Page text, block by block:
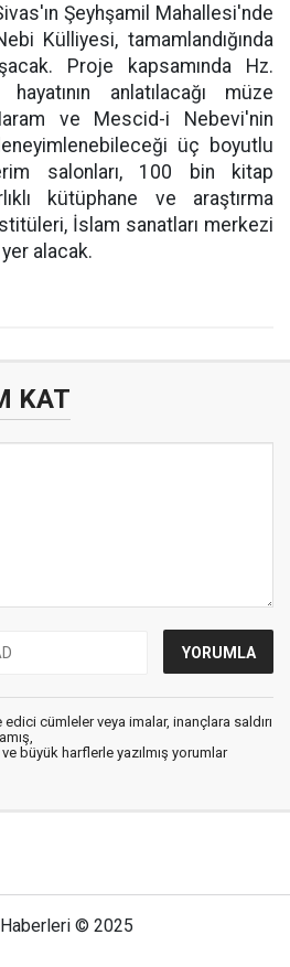
Şeyhşamil Mahallesi'nde
Külliyesi, tamamlandığında
Proje kapsamında Hz.
anlatılacağı müze
ve Mescid-i Nebevi'nin
üç boyutlu
salonları, 100 bin kitap
kütüphane ve araştırma
İslam sanatları merkezi
alacak.
KAT
cümleler veya imalar, inançlara saldırı
büyük harflerle yazılmış yorumlar
© 2025